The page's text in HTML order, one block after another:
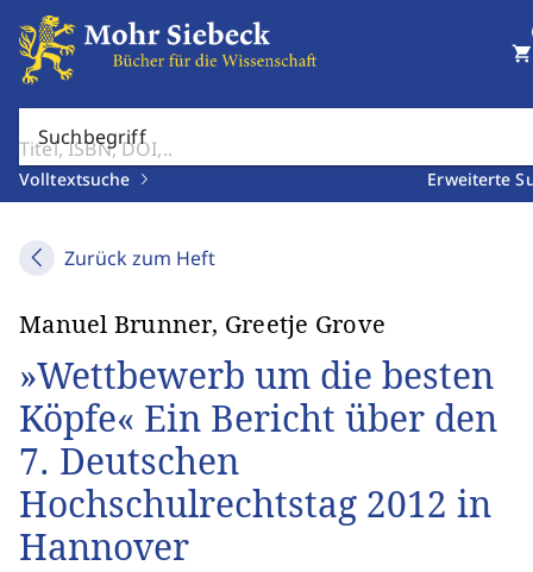
Suchbegriff
Volltextsuche Erweiterte
shopping_cart
Zurück zum Heft
Manuel Brunner, Greetje Grove
»Wettbewerb um die besten
Köpfe« Ein Bericht über den
7. Deutschen
Hochschulrechtstag 2012 in
Hannover